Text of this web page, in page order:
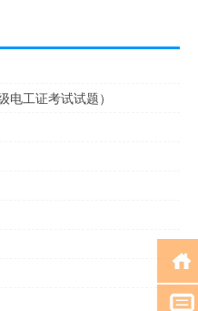
工证考试试题）